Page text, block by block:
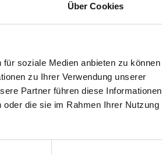
Über Cookies
soziale Medien anbieten zu können
zu Ihrer Verwendung unserer
Partner führen diese Informationen
die sie im Rahmen Ihrer Nutzung